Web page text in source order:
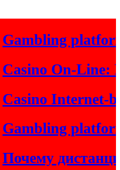
platform
On-Line:
Internet-